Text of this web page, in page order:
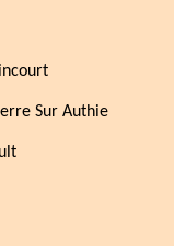
Sur Authie